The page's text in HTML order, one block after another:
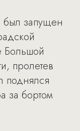
был запущен
Большой
пролетев
поднялся
за бортом